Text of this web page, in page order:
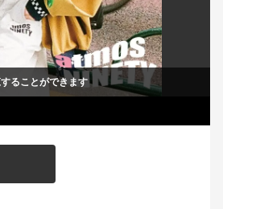
ることができます